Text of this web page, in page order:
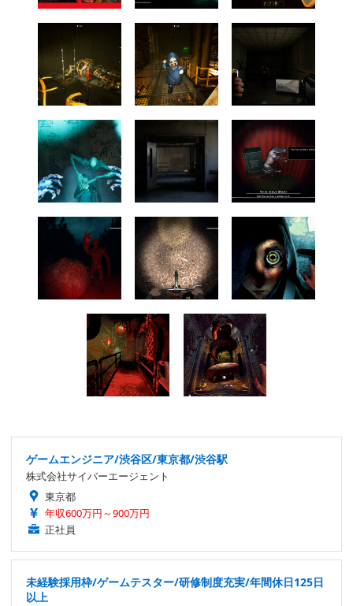
ゲームエンジニア/渋谷区/東京都/渋谷駅
株式会社サイバーエージェント
東京都
年収600万円～900万円
正社員
未経験採用枠/ゲームテスター/研修制度充実/年間休日125日
以上